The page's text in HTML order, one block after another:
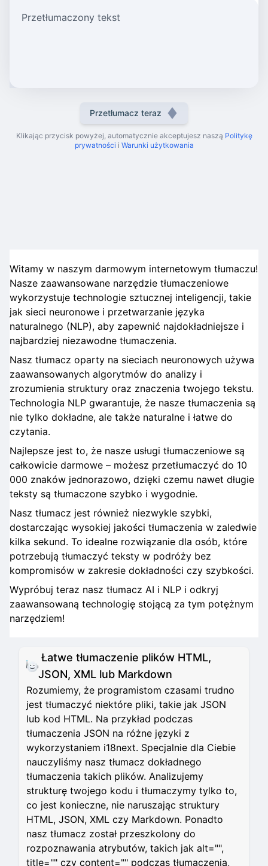
Przetłumaczony tekst
Przetłumacz teraz
Klikając przycisk powyżej, automatycznie akceptujesz naszą Politykę
prywatności i Warunki użytkowania
Witamy w naszym darmowym internetowym tłumaczu!
Nasze zaawansowane narzędzie tłumaczeniowe
wykorzystuje technologie sztucznej inteligencji, takie
jak sieci neuronowe i przetwarzanie języka
naturalnego (NLP), aby zapewnić najdokładniejsze i
najbardziej niezawodne tłumaczenia.
Nasz tłumacz oparty na sieciach neuronowych używa
zaawansowanych algorytmów do analizy i
zrozumienia struktury oraz znaczenia twojego tekstu.
Technologia NLP gwarantuje, że nasze tłumaczenia są
nie tylko dokładne, ale także naturalne i łatwe do
czytania.
Najlepsze jest to, że nasze usługi tłumaczeniowe są
całkowicie darmowe – możesz przetłumaczyć do 10
000 znaków jednorazowo, dzięki czemu nawet długie
teksty są tłumaczone szybko i wygodnie.
Nasz tłumacz jest również niezwykle szybki,
dostarczając wysokiej jakości tłumaczenia w zaledwie
kilka sekund. To idealne rozwiązanie dla osób, które
potrzebują tłumaczyć teksty w podróży bez
kompromisów w zakresie dokładności czy szybkości.
Wypróbuj teraz nasz tłumacz AI i NLP i odkryj
zaawansowaną technologię stojącą za tym potężnym
narzędziem!
Łatwe tłumaczenie plików HTML,
JSON, XML lub Markdown
Rozumiemy, że programistom czasami trudno
jest tłumaczyć niektóre pliki, takie jak JSON
lub kod HTML. Na przykład podczas
tłumaczenia JSON na różne języki z
wykorzystaniem i18next. Specjalnie dla Ciebie
nauczyliśmy nasz tłumacz dokładnego
tłumaczenia takich plików. Analizujemy
strukturę twojego kodu i tłumaczymy tylko to,
co jest konieczne, nie naruszając struktury
HTML, JSON, XML czy Markdown. Ponadto
nasz tłumacz został przeszkolony do
rozpoznawania atrybutów, takich jak alt="",
title="" czy content="" podczas tłumaczenia,